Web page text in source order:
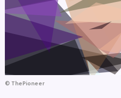
© ThePioneer